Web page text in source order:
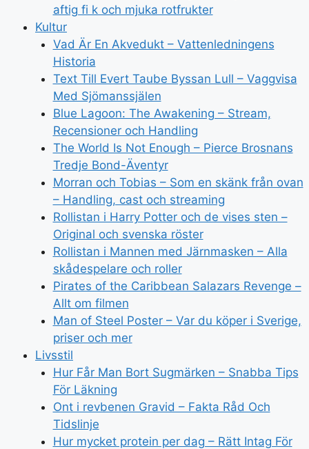
aftig fi k och mjuka rotfrukter
Kultur
Vad Är En Akvedukt – Vattenledningens
Historia
Text Till Evert Taube Byssan Lull – Vaggvisa
Med Sjömanssjälen
Blue Lagoon: The Awakening – Stream,
Recensioner och Handling
The World Is Not Enough – Pierce Brosnans
Tredje Bond-Äventyr
Morran och Tobias – Som en skänk från ovan
– Handling, cast och streaming
Rollistan i Harry Potter och de vises sten –
Original och svenska röster
Rollistan i Mannen med Järnmasken – Alla
skådespelare och roller
Pirates of the Caribbean Salazars Revenge –
Allt om filmen
Man of Steel Poster – Var du köper i Sverige,
priser och mer
Livsstil
Hur Får Man Bort Sugmärken – Snabba Tips
För Läkning
Ont i revbenen Gravid – Fakta Råd Och
Tidslinje
Hur mycket protein per dag – Rätt Intag För